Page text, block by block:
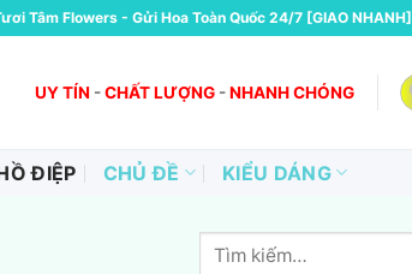
Tâm Flowers - Gửi Hoa Toàn Quốc 24/7 [GIAO NHANH]
UY TÍN -CHẤT LƯỢNG -NHANH CHÓNG
ĐIỆP CHỦ ĐỀ KIỂU DÁNG
Tìm